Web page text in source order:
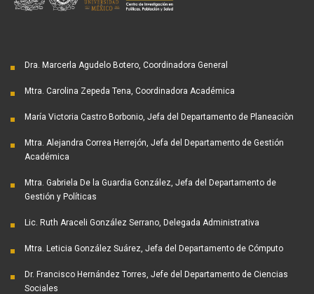
Dra. Marcerla Agudelo Botero, Coordinadora General
Mtra. Carolina Zepeda Tena, Coordinadora Académica
María Victoria Castro Borbonio, Jefa del Departamento de Planeaciòn
Mtra. Alejandra Correa Herrejón, Jefa del Departamento de Gestión
Académica
Mtra. Gabriela De la Guardia González, Jefa del Departamento de
Gestión y Políticas
Lic. Ruth Araceli González Serrano, Delegada Administrativa
Mtra. Leticia González Suárez, Jefa del Departamento de Cómputo
Dr. Francisco Hernández Torres, Jefe del Departamento de Ciencias
Sociales